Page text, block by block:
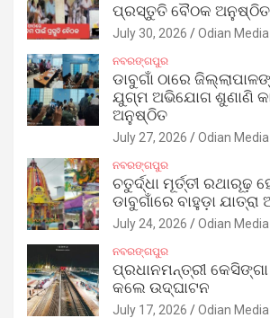
ପ୍ରସ୍ତୁତି ବୈଠକ ଅନୁଷ୍ଠିତ
July 30, 2026 Odian
ନବରଙ୍ଗପୁର
ଡାବୁଗାଁ ଠାରେ
ଯୁଗ୍ମ ଅଭିଯୋଗ ଶୁଣାଣି
ଅନୁଷ୍ଠିତ
July 27, 2026 Odian
ନବରଙ୍ଗପୁର
ଚତୁର୍ଦ୍ଧା ମୂର୍ତ୍ତୀ ରଥାରୂଢ଼
ଡାବୁଗାଁରେ ବାହୁଡ଼ା
July 24, 2026 Odian
ନବରଙ୍ଗପୁର
ପ୍ରଧାନମନ୍ତ୍ରୀ
କଲେ ଉଦ୍‌ଘାଟନ
July 17, 2026 Odian